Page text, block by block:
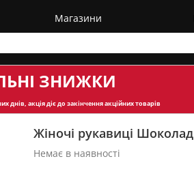
Магазини
ЗНИЖКИ
днів, акція діє до закінчення акційних товарів
Жіночі рукавиці Шоколад
Немає в наявності